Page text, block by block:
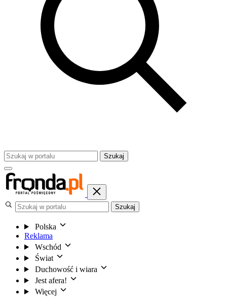
Szukaj
Szukaj
Polska
Reklama
Wschód
Świat
Duchowość i wiara
Jest afera!
Więcej